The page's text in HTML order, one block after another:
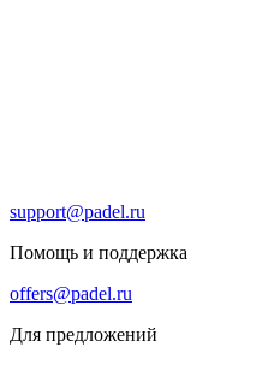
support@padel.ru
Помощь и поддержка
offers@padel.ru
Для предложений